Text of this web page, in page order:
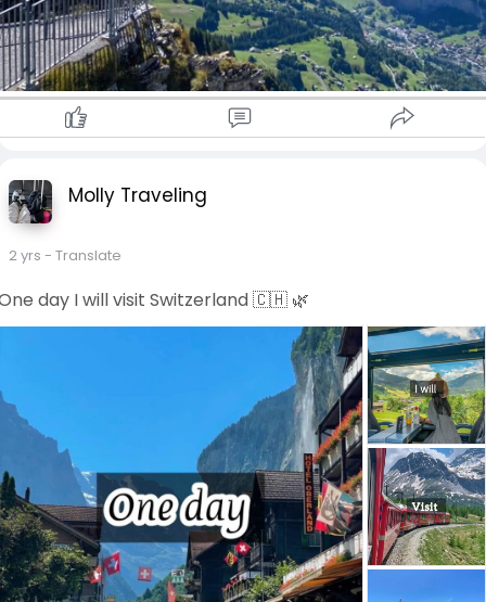
Molly Traveling
2 yrs - Translate
day I will visit Switzerland 🇨🇭 🌿